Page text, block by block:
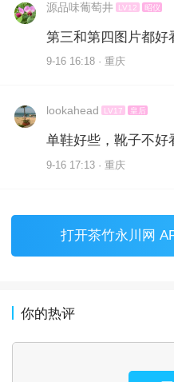
源品味葡萄井 LV12 昭仪
第三和第四图片都好
9-16 16:18 · 重庆
lookahead LV17 皇后
单鞋好些，靴子不好
9-16 17:13 · 重庆
打开茶竹永川网
你的热评